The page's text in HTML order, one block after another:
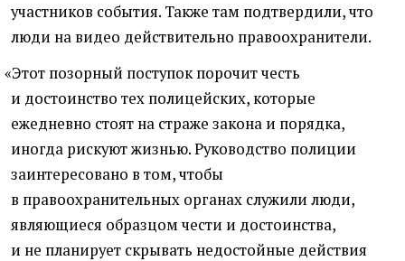
участников события. Также там подтвердили, что
люди на видео действительно правоохранители.
«Этот позорный поступок порочит честь
и достоинство тех полицейских, которые
ежедневно стоят на страже закона и порядка,
иногда рискуют жизнью. Руководство полиции
заинтересовано в том, чтобы
в правоохранительных органах служили люди,
являющиеся образцом чести и достоинства,
и не планирует скрывать недостойные действия